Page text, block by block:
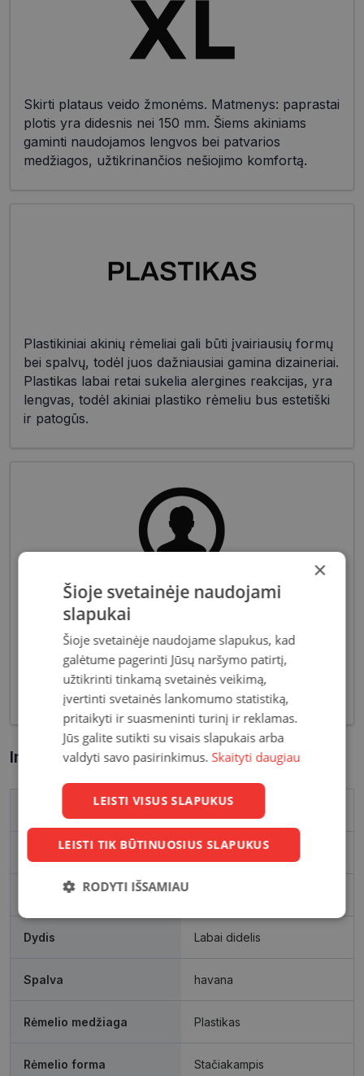
Skirti plataus veido žmonėms. Matmenys: paprastai
plotis yra didesnis nei 150 mm. Šiems akiniams
gaminti naudojamos lengvos bei patvarios
medžiagos, užtikrinančios nešiojimo komfortą.
Plastikiniai akinių rėmeliai gali būti įvairiausių formų
bei spalvų, todėl juos dažniausiai gamina dizaineriai.
Plastikas labai retai sukelia alergines reakcijas, yra
lengvas, todėl akiniai plastiko rėmeliu bus estetiški
ir patogūs.
Pagrindiniai reikalavimai, keliami vyriškiems
akiniams - patvarios medžiagos bei solidžios
vyriškos formos, derančios prie įvairių vyriškų
aprangos stilių. Dėl funkcionalumo bei puikių
optinių savybių, vyriški akiniai skirti nešiojimui
kasdien, vairavimui bei sportui.
Informacija apie prekę
Prekės ženklas
Išleidimo metai 2025
Rėmelio matmenys, mm
Dydis Labai didelis
Spalva havana
Rėmelio medžiaga Plastikas
Rėmelio forma Stačiakampis
×
Šioje svetainėje naudojami
slapukai
Šioje svetainėje naudojame slapukus, kad
galėtume pagerinti Jūsų naršymo patirtį,
užtikrinti tinkamą svetainės veikimą,
įvertinti svetainės lankomumo statistiką,
pritaikyti ir suasmeninti turinį ir reklamas.
Jūs galite sutikti su visais slapukais arba
valdyti savo pasirinkimus. Skaityti daugiau
LEISTI VISUS SLAPUKUS
LEISTI TIK BŪTINUOSIUS SLAPUKUS
RODYTI IŠSAMIAU
Būtinieji
Statistikos
slapukai
Rinkodaros
slapukai
Neklasifikuoti